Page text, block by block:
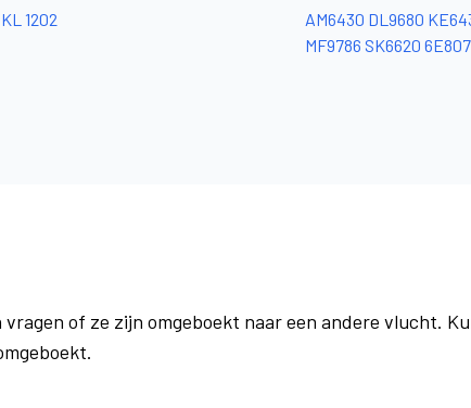
KL 1202
AM6430 DL9680
MF9786 SK6620
of ze zijn omgeboekt naar een andere vlucht.